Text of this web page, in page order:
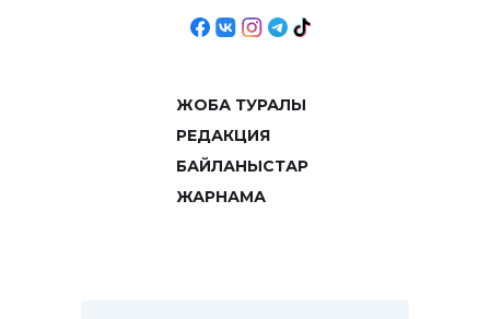
ЖОБА ТУРАЛЫ
РЕДАКЦИЯ
БАЙЛАНЫСТАР
ЖАРНАМА